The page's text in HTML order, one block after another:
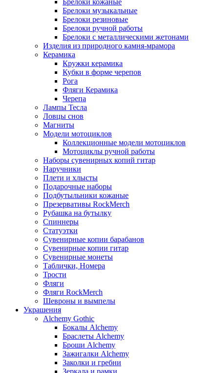
Брелоки кожаные
Брелоки музыкальные
Брелоки резиновые
Брелоки ручной работы
Брелоки с металлическими жетонами
Изделия из природного камня-мрамора
Керамика
Кружки керамика
Кубки в форме черепов
Рога
Фляги Керамика
Черепа
Лампы Тесла
Ловцы снов
Магниты
Модели мотоциклов
Коллекционные модели мотоциклов
Мотоциклы ручной работы
Наборы сувенирных копий гитар
Наручники
Плети и хлысты
Подарочные наборы
Подбутыльники кожаные
Презервативы RockMerch
Рубашка на бутылку
Спиннеры
Статуэтки
Сувенирные копии барабанов
Сувенирные копии гитар
Сувенирные монеты
Таблички, Номера
Трости
Фляги
Фляги RockMerch
Шевроны и вымпелы
Украшения
Alchemy Gothic
Бокалы Alchemy
Браслеты Alchemy
Броши Alchemy
Зажигалки Alchemy
Заколки и гребни
Зеркала и рамки